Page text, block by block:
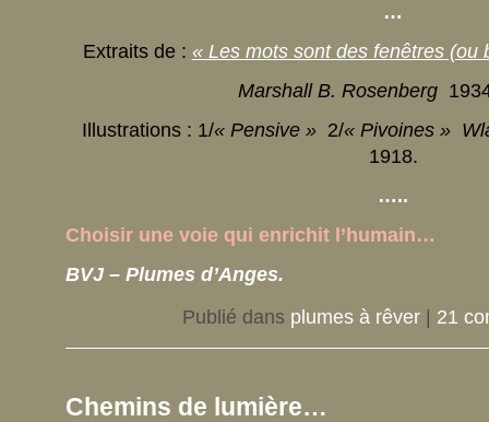
…
Extraits de : « Les mots sont des fenêtres (ou
Marshall B. Rosenberg
Illustrations : 1/« Pensive » 2/« Pivoines »
1918.
…..
Choisir une voie qui enrichit l’humain…
BVJ – Plumes d’Anges.
Publié dans plumes à rêver 21
Chemins de lumière…